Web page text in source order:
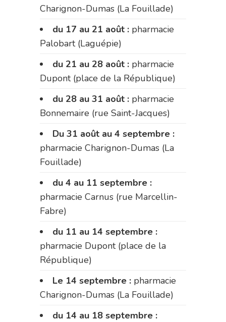
Charignon-Dumas (La Fouillade)
du 17 au 21 août : pharmacie
Palobart (Laguépie)
du 21 au 28 août : pharmacie
Dupont (place de la République)
du 28 au 31 août : pharmacie
Bonnemaire (rue Saint-Jacques)
Du 31 août au 4 septembre :
pharmacie Charignon-Dumas (La
Fouillade)
du 4 au 11 septembre :
pharmacie Carnus (rue Marcellin-
Fabre)
du 11 au 14 septembre :
pharmacie Dupont (place de la
République)
Le 14 septembre : pharmacie
Charignon-Dumas (La Fouillade)
du 14 au 18 septembre :